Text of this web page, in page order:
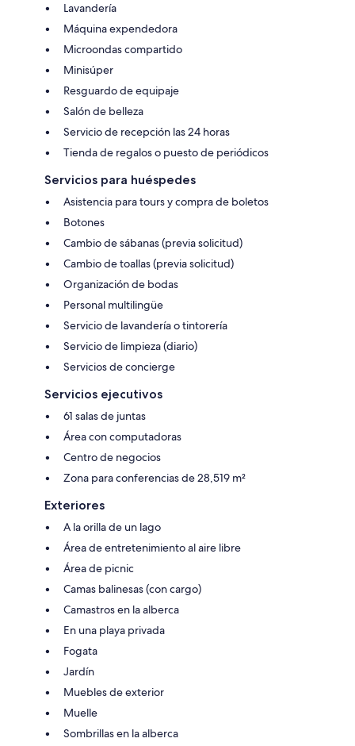
Lavandería
Máquina expendedora
Microondas compartido
Minisúper
Resguardo de equipaje
Salón de belleza
Servicio de recepción las 24 horas
Tienda de regalos o puesto de periódicos
Servicios para huéspedes
Asistencia para tours y compra de boletos
Botones
Cambio de sábanas (previa solicitud)
Cambio de toallas (previa solicitud)
Organización de bodas
Personal multilingüe
Servicio de lavandería o tintorería
Servicio de limpieza (diario)
Servicios de concierge
Servicios ejecutivos
61 salas de juntas
Área con computadoras
Centro de negocios
Zona para conferencias de 28,519 m²
Exteriores
A la orilla de un lago
Área de entretenimiento al aire libre
Área de picnic
Camas balinesas (con cargo)
Camastros en la alberca
En una playa privada
Fogata
Jardín
Muebles de exterior
Muelle
Sombrillas en la alberca